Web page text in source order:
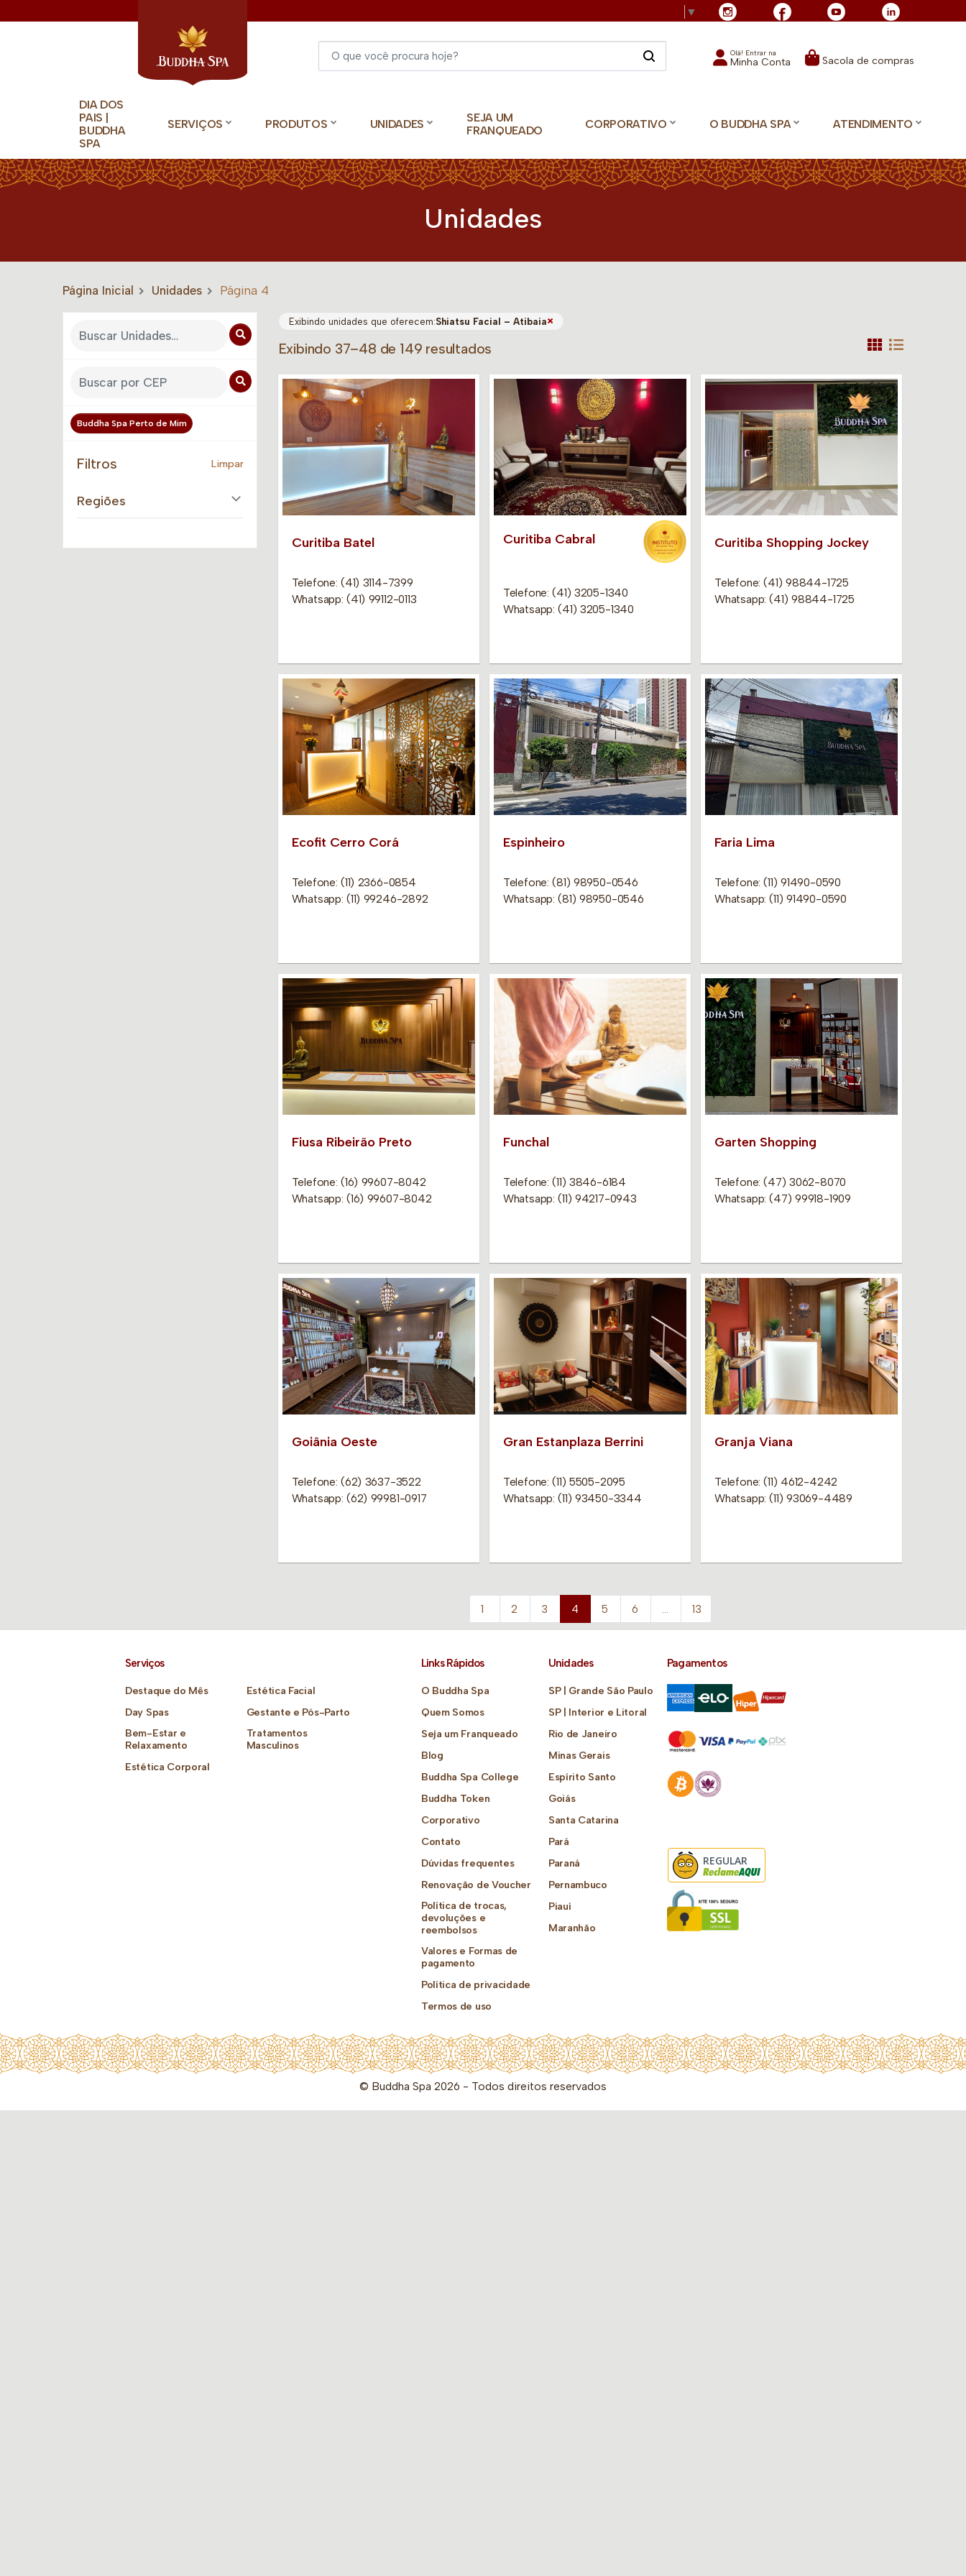
▼
Olá! Entrar na
Minha Conta Sacola de compras
DIA DOS
PAIS |
BUDDHA
SPA
SERVIÇOS PRODUTOS UNIDADES
SEJA UM
FRANQUEADO
CORPORATIVO O BUDDHA SPA ATENDIMENTO
Unidades
Página Inicial Unidades Página 4
Buddha Spa Perto de Mim
Filtros Limpar
Regiões
Exibindo unidades que oferecem:Shiatsu Facial – Atibaia×
Exibindo 37–48 de 149 resultados
Curitiba Batel
Telefone: (41) 3114-7399
Whatsapp: (41) 99112-0113
Curitiba Cabral
Telefone: (41) 3205-1340
Whatsapp: (41) 3205-1340
Curitiba Shopping Jockey
Telefone: (41) 98844-1725
Whatsapp: (41) 98844-1725
Ecofit Cerro Corá
Telefone: (11) 2366-0854
Whatsapp: (11) 99246-2892
Espinheiro
Telefone: (81) 98950-0546
Whatsapp: (81) 98950-0546
Faria Lima
Telefone: (11) 91490-0590
Whatsapp: (11) 91490-0590
Fiusa Ribeirão Preto
Telefone: (16) 99607-8042
Whatsapp: (16) 99607-8042
Funchal
Telefone: (11) 3846-6184
Whatsapp: (11) 94217-0943
Garten Shopping
Telefone: (47) 3062-8070
Whatsapp: (47) 99918-1909
Goiânia Oeste
Telefone: (62) 3637-3522
Whatsapp: (62) 99981-0917
Gran Estanplaza Berrini
Telefone: (11) 5505-2095
Whatsapp: (11) 93450-3344
Granja Viana
Telefone: (11) 4612-4242
Whatsapp: (11) 93069-4489
1 2 3 4 5 6 13
Serviços
Destaque do Mês
Day Spas
Bem-Estar e
Relaxamento
Estética Corporal
Estética Facial
Gestante e Pós-Parto
Tratamentos
Masculinos
Links Rápidos
O Buddha Spa
Quem Somos
Seja um Franqueado
Blog
Buddha Spa College
Buddha Token
Corporativo
Contato
Dúvidas frequentes
Renovação de Voucher
Política de trocas,
devoluções e
reembolsos
Valores e Formas de
pagamento
Política de privacidade
Termos de uso
Unidades
SP | Grande São Paulo
SP | Interior e Litoral
Rio de Janeiro
Minas Gerais
Espírito Santo
Goiás
Santa Catarina
Pará
Paraná
Pernambuco
Piauí
Maranhão
Pagamentos
REGULAR
© Buddha Spa 2026 - Todos direitos reservados